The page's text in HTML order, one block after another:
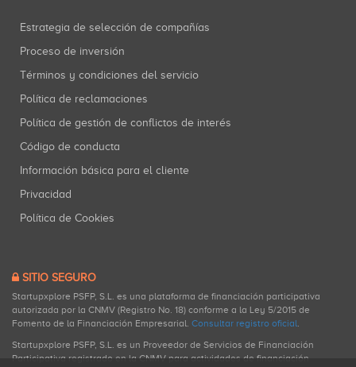
Estrategia de selección de compañías
Proceso de inversión
Términos y condiciones del servicio
Política de reclamaciones
Política de gestión de conflictos de interés
Código de conducta
Información básica para el cliente
Privacidad
Política de Cookies
SITIO SEGURO
Startupxplore PSFP, S.L. es una plataforma de financiación participativa
autorizada por la CNMV (Registro No. 18) conforme a la Ley 5/2015 de
Fomento de la Financiación Empresarial. Consultar registro oficial.
Startupxplore PSFP, S.L. es un Proveedor de Servicios de Financiación
Participativa registrado en la CNMV para actividades de financiación